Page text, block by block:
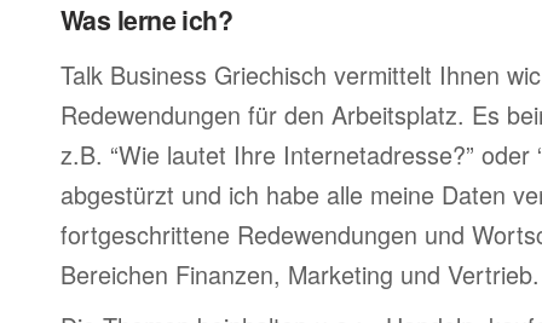
Was lerne ich?
Talk Business Griechisch vermittelt Ihnen
Redewendungen für den Arbeitsplatz. Es
z.B. “Wie lautet Ihre Internetadresse?” oder
abgestürzt und ich habe alle meine Daten
fortgeschrittene Redewendungen und
Bereichen Finanzen, Marketing und Vertrieb.